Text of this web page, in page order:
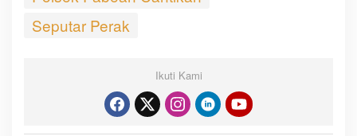
Seputar Perak
Ikuti Kami